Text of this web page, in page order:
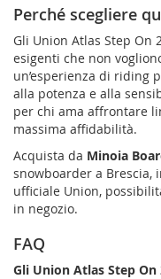
Perché scegliere
Gli Union Atlas Step On
esigenti che non
un’esperienza di riding
alla potenza e alla
per chi ama affrontare
massima affidabilità.
Acquista da Minoia
snowboarder a Brescia,
ufficiale Union,
in negozio.
FAQ
Gli Union Atlas Step